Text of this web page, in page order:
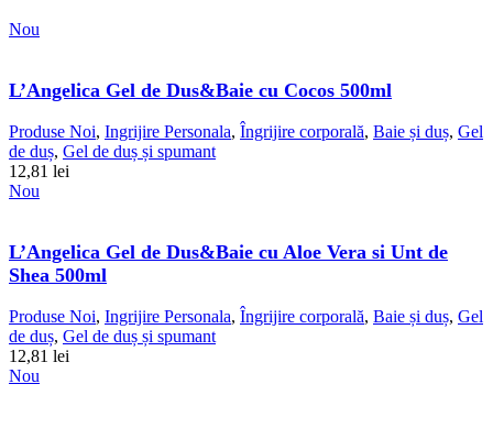
Nou
L’Angelica Gel de Dus&Baie cu Cocos 500ml
Produse Noi, Ingrijire Personala, Îngrijire corporală, Baie și duș, Gel
de duș, Gel de duș și spumant
12,81 lei
Nou
L’Angelica Gel de Dus&Baie cu Aloe Vera si Unt de
Shea 500ml
Produse Noi, Ingrijire Personala, Îngrijire corporală, Baie și duș, Gel
de duș, Gel de duș și spumant
12,81 lei
Nou